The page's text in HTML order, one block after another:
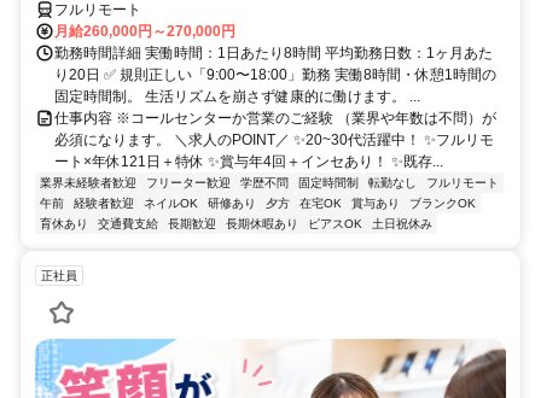
フルリモート
月給260,000円～270,000円
勤務時間詳細 実働時間：1日あたり8時間 平均勤務日数：1ヶ月あた
り20日 ✅ 規則正しい「9:00〜18:00」勤務 実働8時間・休憩1時間の
固定時間制。 生活リズムを崩さず健康的に働けます。 ...
仕事内容 ※コールセンターか営業のご経験 （業界や年数は不問）が
必須になります。 ＼求人のPOINT／ ✨20~30代活躍中！ ✨フルリモ
ート×年休121日＋特休 ✨賞与年4回＋インセあり！ ✨既存...
業界未経験者歓迎 フリーター歓迎 学歴不問 固定時間制 転勤なし
フルリモート
午前
経験者歓迎 ネイルOK 研修あり 夕方 在宅OK 賞与あり
ブランクOK
育休あり
交通費支給 長期歓迎 長期休暇あり ピアスOK 土日祝休み
正社員